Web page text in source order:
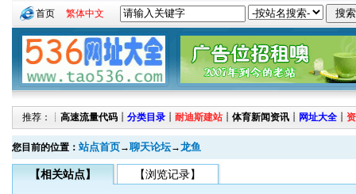
首页 繁体中文
推荐：┊ 高速流量代码 ┊ 分类目录 ┊ 耐迪斯建站 ┊ 体育新闻资讯 ┊ 网址大全 ┊
您目前的位置： 站点首页→聊天论坛→龙鱼
【相关站点】 【浏览记录】